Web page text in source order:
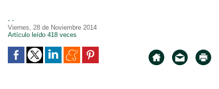
- -
Viernes, 28 de Noviembre 2014
Artículo leído 418 veces